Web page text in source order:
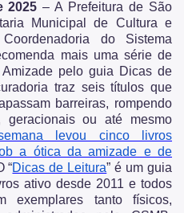
2025 – A Prefeitura de São
Municipal de Cultura e
do Sistema
mais uma série de
pelo guia Dicas de
traz seis títulos que
barreiras, rompendo
geracionais ou até mesmo
levou cinco livros
a ótica da amizade e de
“Dicas de Leitura” é um guia
ativo desde 2011 e todos
exemplares tanto físicos,